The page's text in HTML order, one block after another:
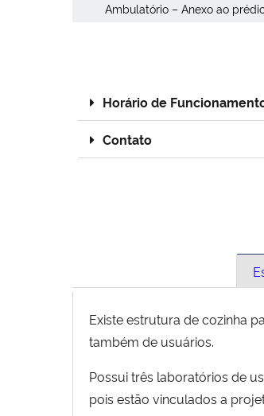
Ambulatório – Anexo ao
Horário de
Contato
Existe estrutura de cozinha
também de usuários.
Possui três laboratórios de
pois estão vinculados a